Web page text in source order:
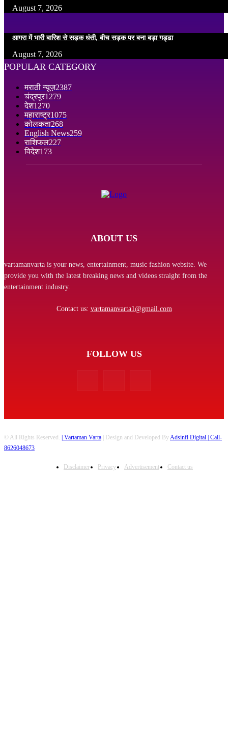
August 7, 2026
आगरा में भारी बारिश से सड़क धंसी, बीच सड़क पर बना बड़ा गड्ढा
August 7, 2026
POPULAR CATEGORY
मराठी न्यूज़2387
चंद्रपूर1279
देश1270
महाराष्ट्र1075
कोलकता268
English News259
राशिफल227
विदेश173
ABOUT US
vartamanvarta is your news, entertainment, music fashion website. We
provide you with the latest breaking news and videos straight from the
entertainment industry.
Contact us: vartamanvarta1@gmail.com
FOLLOW US
© All Rights Reserved. | Vartaman Varta | Design and Developed ByAdsinfi Digital | Call-
8626048673
Disclaimer Privacy Advertisement Contact us